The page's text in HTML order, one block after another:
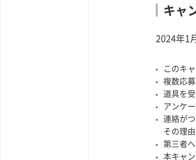
キャ
2024年1
このキ
複数応
道具を
アンケ
連絡が
その理
第三者
本キャ